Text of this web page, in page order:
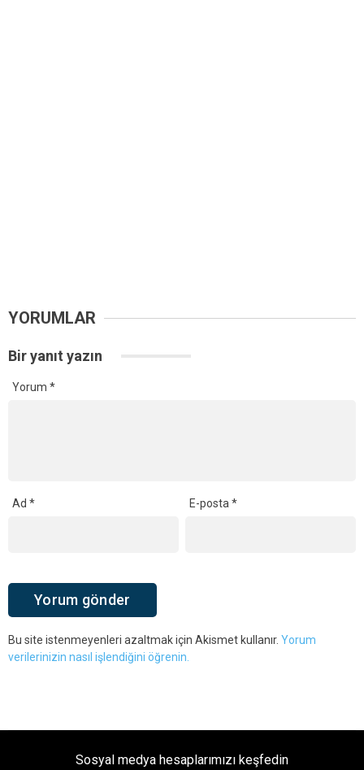
YORUMLAR
Bir yanıt yazın
Yorum *
Ad * E-posta*
Bu site istenmeyenleri azaltmak için Akismet kullanır. Yorum
verilerinizin nasıl işlendiğini öğrenin.
Sosyal medya hesaplarımızı keşfedin